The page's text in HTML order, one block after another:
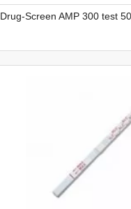
Drug-Screen AMP 300 test